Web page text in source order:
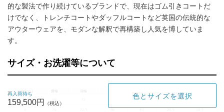
的な製法で作り続けているブランドで、現在はゴム引きコートだ
けでなく、トレンチコートやダッフルコートなど英国の伝統的な
アウターウェアを、モダンな解釈で再構築し人気を博していま
す。
サイズ・お洗濯等について
再入荷待ち
159,500円
色とサイズを選択